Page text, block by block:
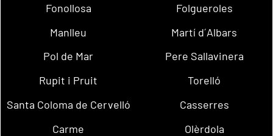
Fonollosa
Folgueroles
Manlleu
Martí d´Albars
Pol de Mar
Pere Sallavinera
Rupit i Pruit
Torelló
Santa Coloma de Cervelló
Casserres
Carme
Olèrdola